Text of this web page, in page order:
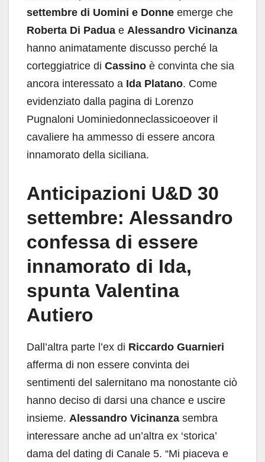
settembre di Uomini e Donne emerge che
Roberta Di Padua e Alessandro Vicinanza
hanno animatamente discusso perché la
corteggiatrice di Cassino è convinta che sia
ancora interessato a Ida Platano. Come
evidenziato dalla pagina di Lorenzo
Pugnaloni Uominiedonneclassicoeover il
cavaliere ha ammesso di essere ancora
innamorato della siciliana.
Anticipazioni U&D 30
settembre: Alessandro
confessa di essere
innamorato di Ida,
spunta Valentina
Autiero
Dall’altra parte l’ex di Riccardo Guarnieri
afferma di non essere convinta dei
sentimenti del salernitano ma nonostante ciò
hanno deciso di darsi una chance e uscire
insieme. Alessandro Vicinanza sembra
interessare anche ad un’altra ex ‘storica’
dama del dating di Canale 5. “Mi piaceva e